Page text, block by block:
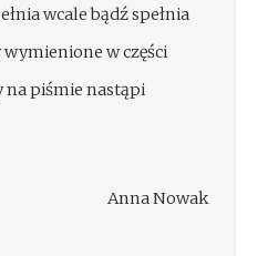
wcale bądź spełnia
w części
na piśmie nastąpi
Anna Nowak